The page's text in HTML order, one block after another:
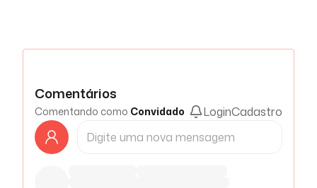
Comentários
Comentando como Convidado LoginCadastro